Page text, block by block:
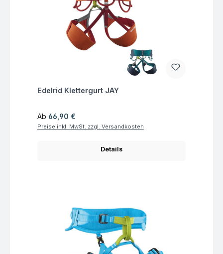
Fragen zum Artikel
Edelrid Klettergurt JAY
Regulärer Preis:
Ab 66,90 €
Preise inkl. MwSt. zzgl. Versandkosten
Details